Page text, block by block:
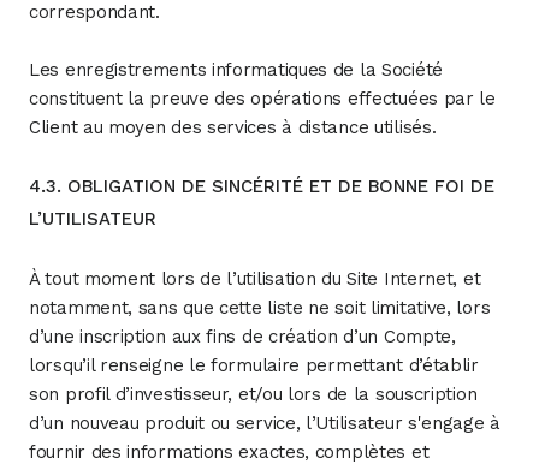
correspondant.
Les enregistrements informatiques de la Société
constituent la preuve des opérations effectuées par le
Client au moyen des services à distance utilisés.
4.3. OBLIGATION DE SINCÉRITÉ ET DE BONNE FOI DE
L’UTILISATEUR
À tout moment lors de l’utilisation du Site Internet, et
notamment, sans que cette liste ne soit limitative, lors
d’une inscription aux fins de création d’un Compte,
lorsqu’il renseigne le formulaire permettant d’établir
son profil d’investisseur, et/ou lors de la souscription
d’un nouveau produit ou service, l’Utilisateur s'engage à
fournir des informations exactes, complètes et